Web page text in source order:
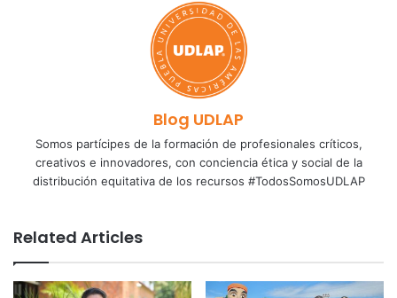
Blog UDLAP
Somos partícipes de la formación de profesionales críticos,
creativos e innovadores, con conciencia ética y social de la
distribución equitativa de los recursos #TodosSomosUDLAP
Related Articles